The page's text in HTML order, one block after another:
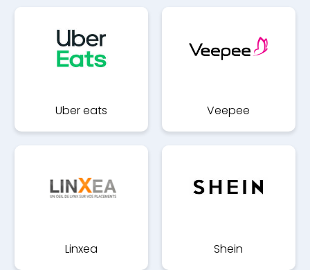
Uber eats Veepee
Linxea Shein